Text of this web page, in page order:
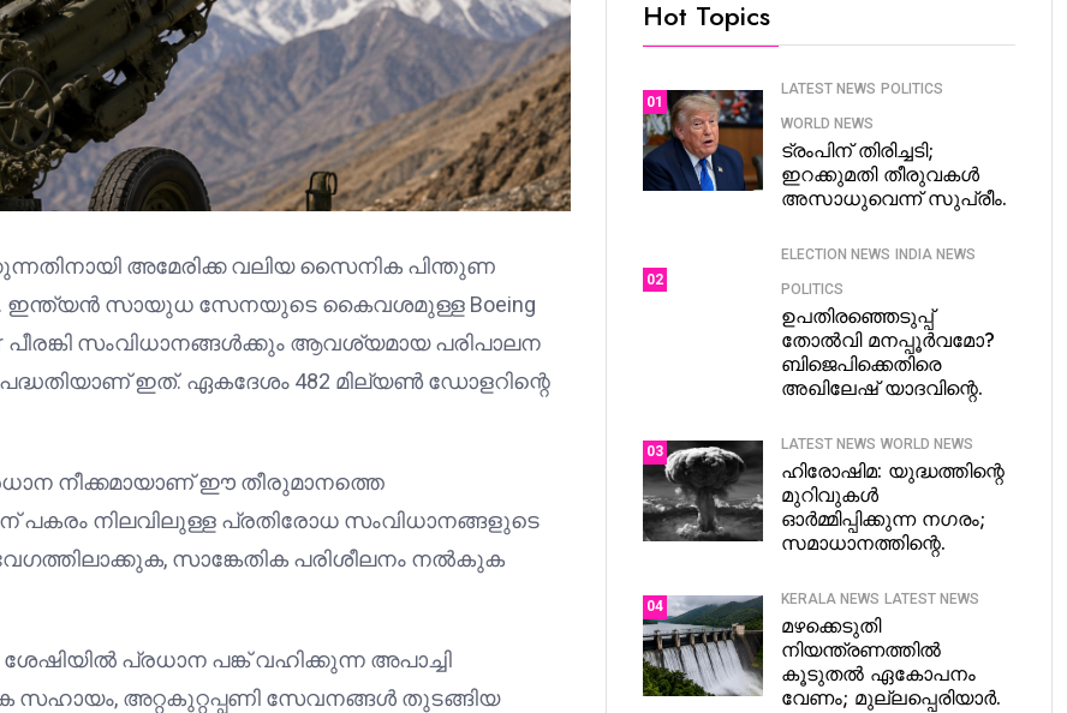
അമേരിക്ക വലിയ സൈനിക പിന്തുണ
ഇന്ത്യൻ സായുധ സേനയുടെ കൈവശമുള്ള Boeing
പീരങ്കി സംവിധാനങ്ങൾക്കും ആവശ്യമായ പരിപാലന
ഇത്. ഏകദേശം 482 മില്യൺ ഡോളറിന്റെ
നീക്കമായാണ് ഈ തീരുമാനത്തെ
നിലവിലുള്ള പ്രതിരോധ സംവിധാനങ്ങളുടെ
സാങ്കേതിക പരിശീലനം നൽകുക
പ്രധാന പങ്ക് വഹിക്കുന്ന അപാച്ചി
സഹായം, അറ്റകുറ്റപ്പണി സേവനങ്ങൾ തുടങ്ങിയ
Hot Topics
01
LATEST NEWS POLITICS
WORLD NEWS
ട്രംപിന് തിരിച്ചടി;
ഇറക്കുമതി തീരുവകൾ
അസാധുവെന്ന് സുപ്രീം.
02
ELECTION NEWS INDIA NEWS
POLITICS
ഉപതിരഞ്ഞെടുപ്പ്
തോൽവി മനപ്പൂർവമോ?
ബിജെപിക്കെതിരെ
അഖിലേഷ് യാദവിന്റെ.
03 LATEST NEWS WORLD NEWS
ഹിരോഷിമ: യുദ്ധത്തിന്റെ
മുറിവുകൾ
ഓർമ്മിപ്പിക്കുന്ന നഗരം;
സമാധാനത്തിന്റെ.
04 KERALA NEWS LATEST NEWS
മഴക്കെടുതി
നിയന്ത്രണത്തിൽ
കൂടുതൽ ഏകോപനം
വേണം; മുല്ലപ്പെരിയാർ.